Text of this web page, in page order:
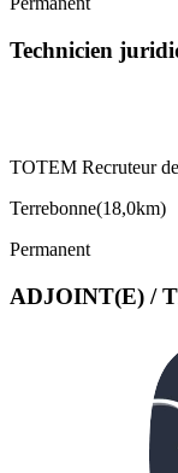
Technicien
TOTEM Recruteur
Terrebonne(18,0km)
Permanent
ADJOINT(E) /